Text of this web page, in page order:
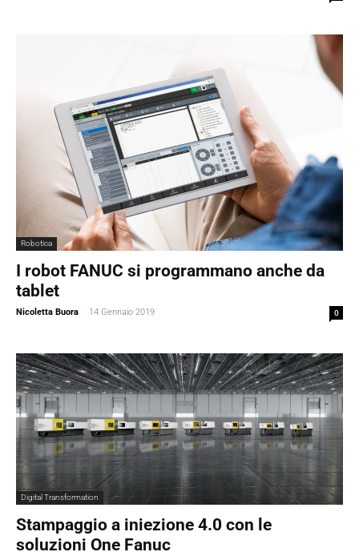
Robotica
I robot FANUC si programmano anche da
tablet
Nicoletta Buora - 14 Gennaio 2019 0
Digital Transformation
Stampaggio a iniezione 4.0 con le
soluzioni One Fanuc